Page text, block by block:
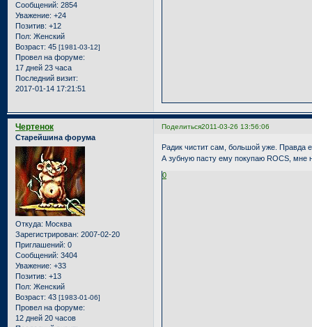
Сообщений: 2854
Уважение: +24
Позитив: +12
Пол: Женский
Возраст: 45 [1981-03-12]
Провел на форуме:
17 дней 23 часа
Последний визит:
2017-01-14 17:21:51
Поделиться2011-03-26 13:56:06
Чертенок
Старейшина форума
Откуда: Москва
Зарегистрирован: 2007-02-20
Приглашений: 0
Сообщений: 3404
Уважение: +33
Позитив: +13
Пол: Женский
Возраст: 43 [1983-01-06]
Провел на форуме:
12 дней 20 часов
Радик чистит сам, большой уже. Правда
А зубную пасту ему покупаю ROCS, мне
0